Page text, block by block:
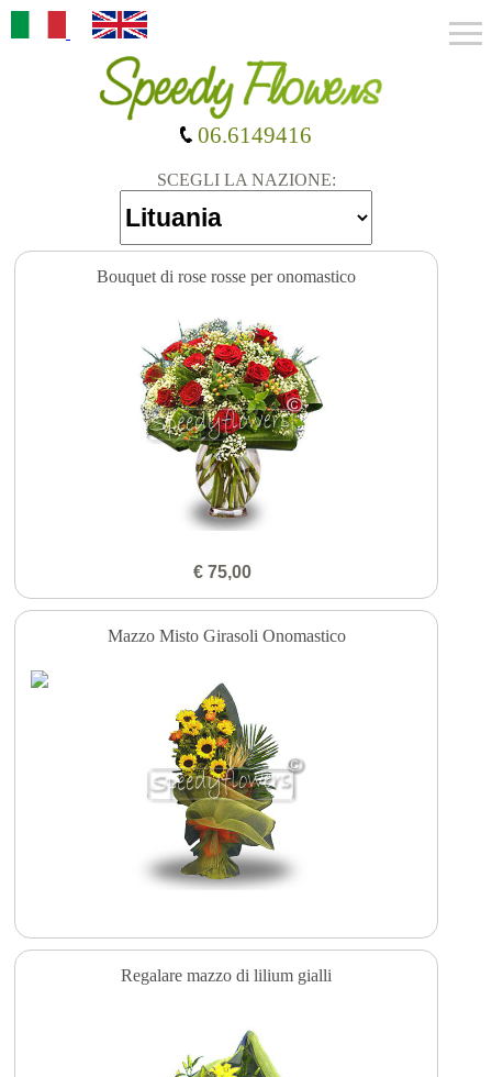
SCEGLI LA NAZIONE:
06.6149416
Bouquet di rose rosse per onomastico
€ 75,00
Mazzo Misto Girasoli Onomastico
Regalare mazzo di lilium gialli